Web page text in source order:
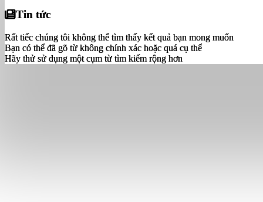
Tin tức
Rất tiếc chúng tôi không thể tìm thấy kết quả bạn mong muốn
Bạn có thể đã gõ từ không chính xác hoặc quá cụ thể
Hãy thử sử dụng một cụm từ tìm kiếm rộng hơn
Tin tức
Rất tiếc chúng tôi không thể tìm thấy kết quả bạn mong muốn
Bạn có thể đã gõ từ không chính xác hoặc quá cụ thể
Hãy thử sử dụng một cụm từ tìm kiếm rộng hơn